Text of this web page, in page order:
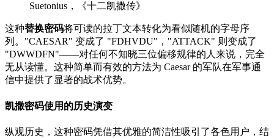
Suetonius，《十二凯撒传》
这种替换密码将可读的拉丁文本转化为看似随机的字母序
列。"CAESAR" 变成了 "FDHVDU"，"ATTACK" 则变成了
"DWWDFN"——对任何不知晓三位偏移规律的人来说，完全
无从读懂。这种简单而有效的方法为 Caesar 的军队在军事通
信中提供了显著的战术优势。
凯撒密码使用的历史演变
纵观历史，这种密码凭借其优雅的简洁性吸引了各色用户，结